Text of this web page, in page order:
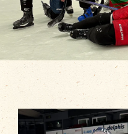
Newsletter
Kontakt
Ansprechpartner
News